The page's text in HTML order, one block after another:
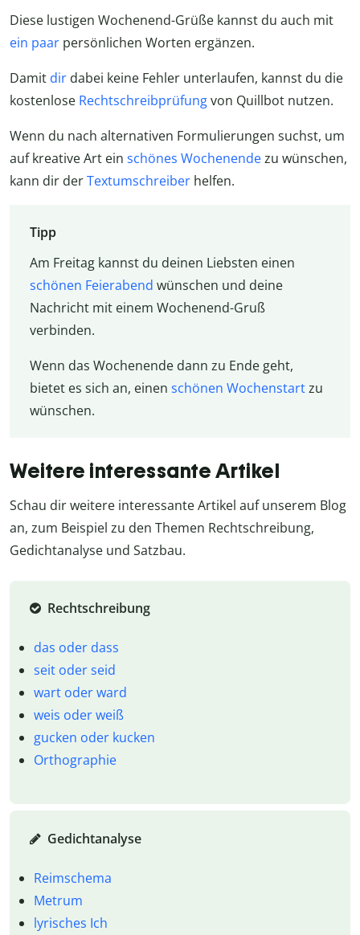
Diese lustigen Wochenend-Grüße kannst du auch mit
ein paar persönlichen Worten ergänzen.
Damit dir dabei keine Fehler unterlaufen, kannst du die
kostenlose Rechtschreibprüfungvon Quillbot nutzen.
Wenn du nach alternativen Formulierungen suchst, um
auf kreative Art ein schönes Wochenendezu wünschen,
kann dir derTextumschreiber helfen.
Tipp
Am Freitag kannst du deinen Liebsten einen
schönen Feierabend wünschen und deine
Nachricht mit einem Wochenend-Gruß
verbinden.
Wenn das Wochenende dann zu Ende geht,
bietet es sich an, einen schönen Wochenstartzu
wünschen.
Weitere interessante Artikel
Schau dir weitere interessante Artikel auf unserem Blog
an, zum Beispiel zu den Themen Rechtschreibung,
Gedichtanalyse und Satzbau.
Rechtschreibung
das oder dass
seit oder seid
wart oder ward
weis oder weiß
gucken oder kucken
Orthographie
Gedichtanalyse
Reimschema
Metrum
lyrisches Ich